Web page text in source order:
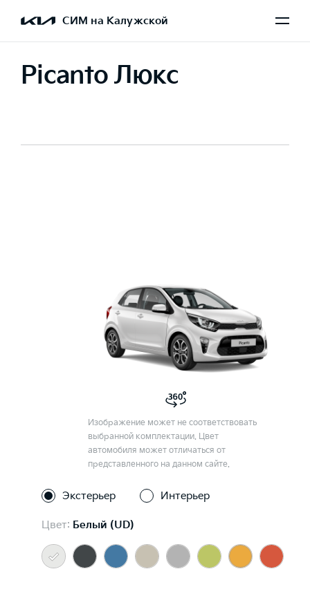
СИМ на Калужской
Picanto Люкс
Изображение может не соответствовать
выбранной комплектации. Цвет
автомобиля может отличаться от
представленного на данном сайте.
Экстерьер Интерьер
Цвет: Белый (UD)